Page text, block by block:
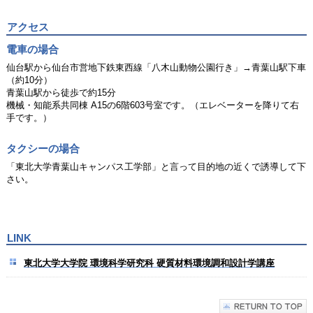
アクセス
電車の場合
仙台駅から仙台市営地下鉄東西線「八木山動物公園行き」→青葉山駅下車
（約10分）
青葉山駅から徒歩で約15分
機械・知能系共同棟 A15の6階603号室です。（エレベーターを降りて右
手です。）
タクシーの場合
「東北大学青葉山キャンパス工学部」と言って目的地の近くで誘導して下
さい。
LINK
東北大学大学院 環境科学研究科 硬質材料環境調和設計学講座